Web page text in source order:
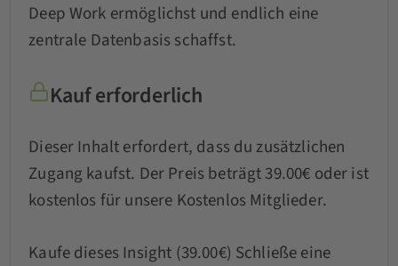
Deep Work ermöglichst und endlich eine
zentrale Datenbasis schaffst.
Kauf erforderlich
Dieser Inhalt erfordert, dass du zusätzlichen
Zugang kaufst. Der Preis beträgt 39.00€ oder ist
kostenlos für unsere Kostenlos Mitglieder.
Kaufe dieses Insight (39.00€) Schließe eine